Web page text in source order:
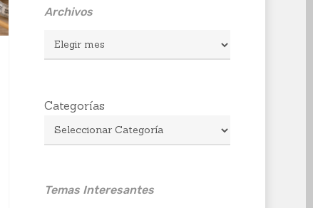
Archivos
Archivos
Categorías
Temas Interesantes